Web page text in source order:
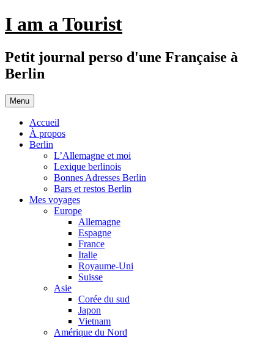
Aller
au
I am a Tourist
Petit journal perso d'une Française à
Berlin
Menu
Accueil
À propos
Berlin
L’Allemagne et moi
Lexique berlinois
Bonnes Adresses Berlin
Bars et restos Berlin
Mes voyages
Europe
Allemagne
Espagne
France
Italie
Royaume-Uni
Suisse
Asie
Corée du sud
Japon
Vietnam
Amérique du Nord